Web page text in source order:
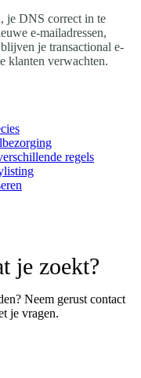
je DNS correct in te
e-mailadressen,
je transactional e-
klanten verwachten.
regels
je zoekt?
Neem gerust contact
je vragen.